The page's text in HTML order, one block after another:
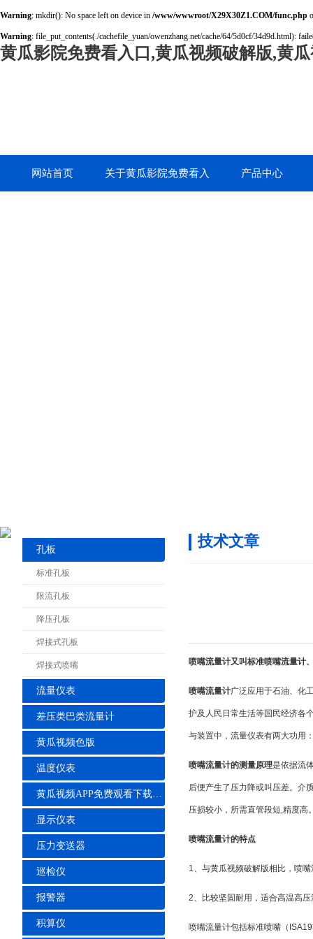
Warning: mkdir(): No space left on device in /www/wwwroot/X29X30Z1.COM/func.php
Warning: file_put_contents(./cachefile_yuan/owenzhang.net/cache/64/5d0cf/34d9d.html):
黄瓜影院免费看入口,黄瓜视频破解版,黄
网站首页 关于黄瓜影院免费看入 产品中心
孔板
标准孔板
限流孔板
降压孔板
焊接式孔板
焊接式喷嘴
流量仪表
差压类巴类流量计
黄瓜视频色版
温度仪表
黄瓜视频APP免费观看下载安装
显示仪表
压力变送器
巡检仪
报警器
积算仪
技术文章
喷嘴流量计又叫标准喷嘴流量计
喷嘴流量计广泛应用于石油、化
护及人民日常生活等国民经济各
与装置中，流量仪表有两大功用
喷嘴流量计的测量原理是依据流
后便产生了压力降或叫压差。介
压损较小，所需直管段短,精度高
喷嘴流量计的特点
1、与黄瓜视频破解版相比，喷
2、比较坚固耐用，适合高温高
喷嘴流量计包括标准喷嘴（